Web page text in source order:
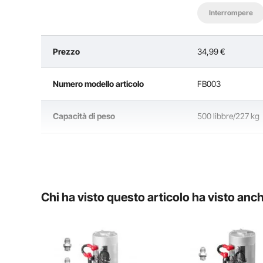
Questa stazione per dip bar può essere montata
allentando le viti. Quando non viene utilizzato
Interrompere
Prezzo 34,99€
Numero modello articolo FB003
Capacità di peso 500 libbre/227 kg
Chi ha visto questo articolo ha visto